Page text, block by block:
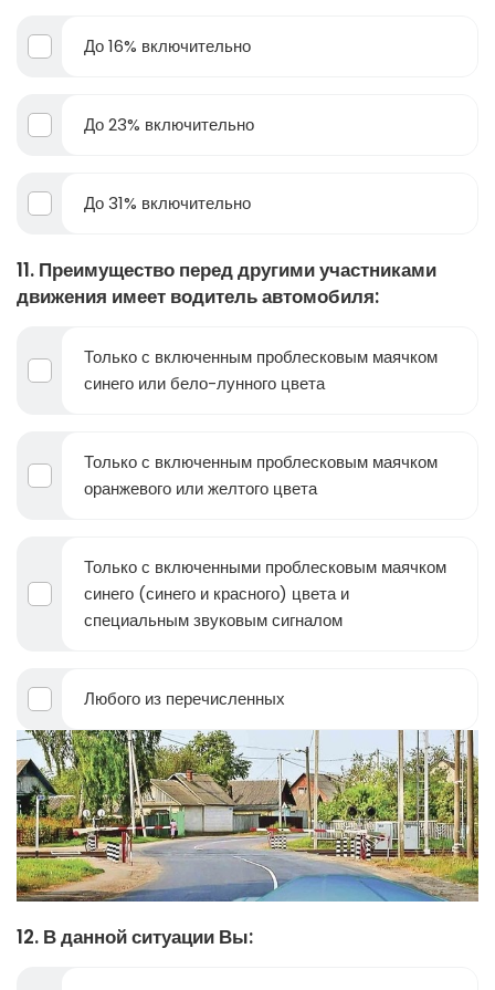
До 16% включительно
До 23% включительно
До 31% включительно
11. Преимущество перед другими участниками
движения имеет водитель автомобиля:
Только с включенным проблесковым маячком
синего или бело-лунного цвета
Только с включенным проблесковым маячком
оранжевого или желтого цвета
Только с включенными проблесковым маячком
синего (синего и красного) цвета и
специальным звуковым сигналом
Любого из перечисленных
12. В данной ситуации Вы: